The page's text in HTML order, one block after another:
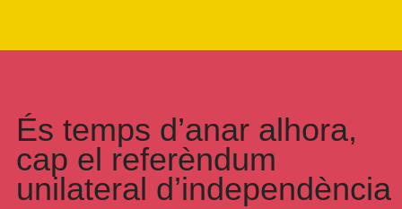
És temps d’anar alhora,
cap el referèndum
unilateral d’independència